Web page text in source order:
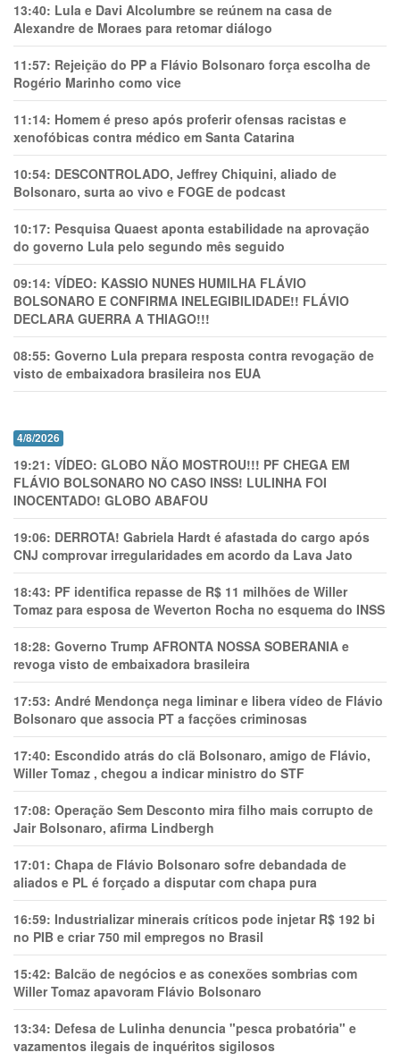
13:40: Lula e Davi Alcolumbre se reúnem na casa de
Alexandre de Moraes para retomar diálogo
11:57: Rejeição do PP a Flávio Bolsonaro força escolha de
Rogério Marinho como vice
11:14: Homem é preso após proferir ofensas racistas e
xenofóbicas contra médico em Santa Catarina
10:54: DESCONTROLADO, Jeffrey Chiquini, aliado de
Bolsonaro, surta ao vivo e FOGE de podcast
10:17: Pesquisa Quaest aponta estabilidade na aprovação
do governo Lula pelo segundo mês seguido
09:14: VÍDEO: KASSIO NUNES HUMlLHA FLÁVIO
BOLSONARO E CONFIRMA INELEGIBILIDADE!! FLÁVIO
DECLARA GUERRA A THIAGO!!!
08:55: Governo Lula prepara resposta contra revogação de
visto de embaixadora brasileira nos EUA
4/8/2026
19:21: VÍDEO: GLOBO NÃO MOSTROU!!! PF CHEGA EM
FLÁVIO BOLSONARO NO CASO INSS! LULINHA FOI
INOCENTADO! GLOBO ABAFOU
19:06: DERROTA! Gabriela Hardt é afastada do cargo após
CNJ comprovar irregularidades em acordo da Lava Jato
18:43: PF identifica repasse de R$ 11 milhões de Willer
Tomaz para esposa de Weverton Rocha no esquema do INSS
18:28: Governo Trump AFRONTA NOSSA SOBERANIA e
revoga visto de embaixadora brasileira
17:53: André Mendonça nega liminar e libera vídeo de Flávio
Bolsonaro que associa PT a facções criminosas
17:40: Escondido atrás do clã Bolsonaro, amigo de Flávio,
Willer Tomaz , chegou a indicar ministro do STF
17:08: Operação Sem Desconto mira filho mais corrupto de
Jair Bolsonaro, afirma Lindbergh
17:01: Chapa de Flávio Bolsonaro sofre debandada de
aliados e PL é forçado a disputar com chapa pura
16:59: Industrializar minerais críticos pode injetar R$ 192 bi
no PIB e criar 750 mil empregos no Brasil
15:42: Balcão de negócios e as conexões sombrias com
Willer Tomaz apavoram Flávio Bolsonaro
13:34: Defesa de Lulinha denuncia "pesca probatória" e
vazamentos ilegais de inquéritos sigilosos